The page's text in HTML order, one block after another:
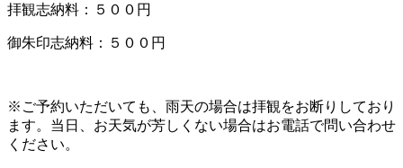
拝観志納料：５００円
御朱印志納料：５００円
※ご予約いただいても、雨天の場合は拝観をお断りしており
ます。当日、お天気が芳しくない場合はお電話で問い合わせ
ください。